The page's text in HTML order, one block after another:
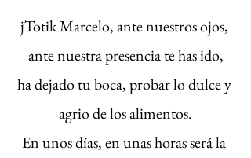
jTotik Marcelo, ante nuestros ojos,
ante nuestra presencia te has ido,
ha dejado tu boca, probar lo dulce y
agrio de los alimentos.
En unos días, en unas horas será la